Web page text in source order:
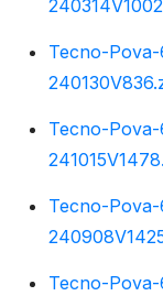
Tecno-
Tecno-
Tecno-
Tecno-